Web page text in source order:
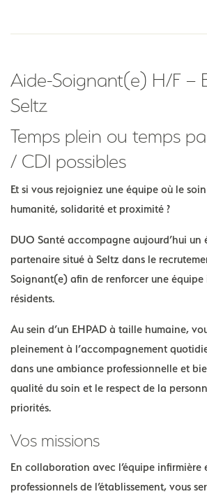
Aide-Soignant(e) H/F –
Seltz
Temps plein ou temps
/ CDI possibles
Et si vous rejoigniez une équipe où le
humanité, solidarité et proximité ?
DUO Santé accompagne aujourd’hui un
partenaire situé à Seltz dans le
Soignant(e) afin de renforcer une équipe
résidents.
Au sein d’un EHPAD à taille humaine,
pleinement à l’accompagnement
dans une ambiance professionnelle et
qualité du soin et le respect de la
priorités.
Vos missions
En collaboration avec l’équipe infirmière
professionnels de l’établissement, vous